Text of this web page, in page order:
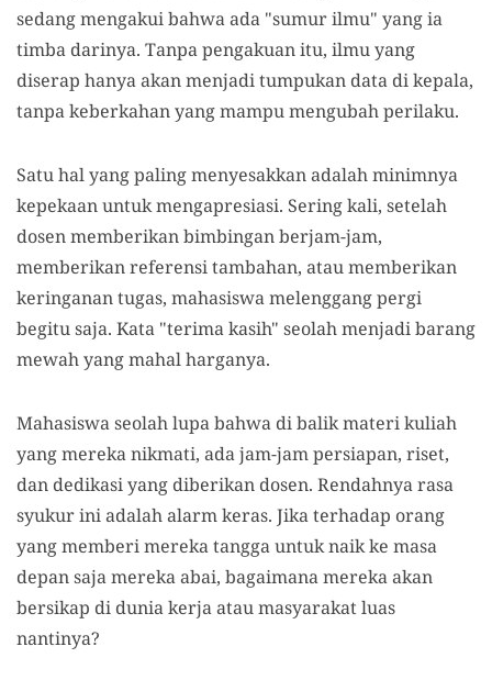
sedang mengakui bahwa ada "sumur ilmu" yang ia
timba darinya. Tanpa pengakuan itu, ilmu yang
diserap hanya akan menjadi tumpukan data di kepala,
tanpa keberkahan yang mampu mengubah perilaku.
Satu hal yang paling menyesakkan adalah minimnya
kepekaan untuk mengapresiasi. Sering kali, setelah
dosen memberikan bimbingan berjam-jam,
memberikan referensi tambahan, atau memberikan
keringanan tugas, mahasiswa melenggang pergi
begitu saja. Kata "terima kasih" seolah menjadi barang
mewah yang mahal harganya.
Mahasiswa seolah lupa bahwa di balik materi kuliah
yang mereka nikmati, ada jam-jam persiapan, riset,
dan dedikasi yang diberikan dosen. Rendahnya rasa
syukur ini adalah alarm keras. Jika terhadap orang
yang memberi mereka tangga untuk naik ke masa
depan saja mereka abai, bagaimana mereka akan
bersikap di dunia kerja atau masyarakat luas
nantinya?